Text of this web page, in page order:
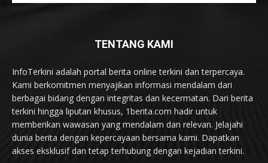
TENTANG KAMI
InfoTerkini adalah portal berita online terkini dan terpercaya.
Kami berkomitmen menyajikan informasi mendalam dari
berbagai bidang dengan integritas dan kecermatan. Dari berita
terkini hingga liputan khusus, 1berita.com hadir untuk
memberikan wawasan yang mendalam dan relevan. Jelajahi
dunia berita dengan kepercayaan bersama kami. Dapatkan
akses eksklusif dan tetap terhubung dengan kejadian terkini.